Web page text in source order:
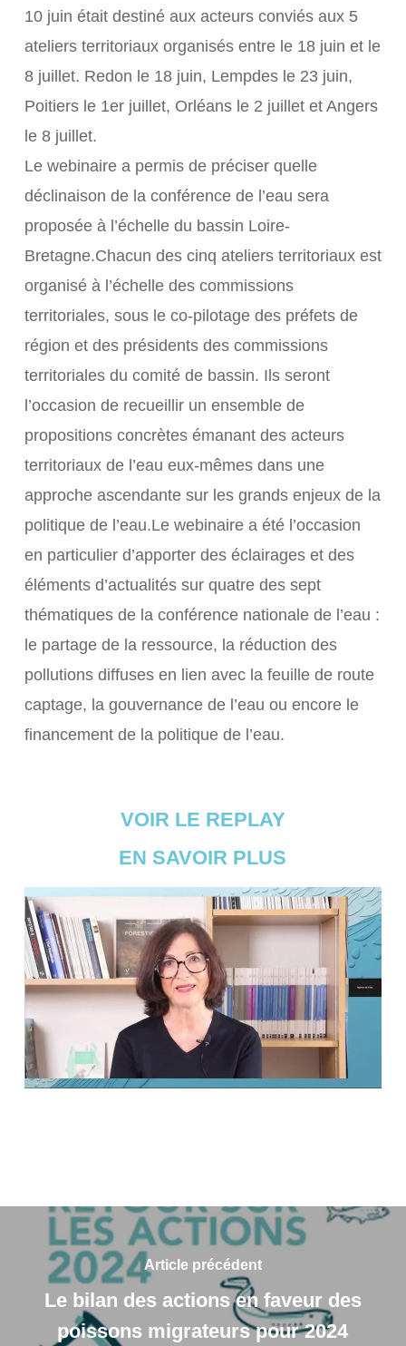
10 juin était destiné aux acteurs conviés aux 5
ateliers territoriaux organisés entre le 18 juin et le
8 juillet. Redon le 18 juin, Lempdes le 23 juin,
Poitiers le 1er juillet, Orléans le 2 juillet et Angers
le 8 juillet.
Le webinaire a permis de préciser quelle
déclinaison de la conférence de l’eau sera
proposée à l’échelle du bassin Loire-
Bretagne.Chacun des cinq ateliers territoriaux est
organisé à l’échelle des commissions
territoriales, sous le co-pilotage des préfets de
région et des présidents des commissions
territoriales du comité de bassin. Ils seront
l’occasion de recueillir un ensemble de
propositions concrètes émanant des acteurs
territoriaux de l’eau eux-mêmes dans une
approche ascendante sur les grands enjeux de la
politique de l’eau.Le webinaire a été l’occasion
en particulier d’apporter des éclairages et des
éléments d’actualités sur quatre des sept
thématiques de la conférence nationale de l’eau :
le partage de la ressource, la réduction des
pollutions diffuses en lien avec la feuille de route
captage, la gouvernance de l’eau ou encore le
financement de la politique de l’eau.
VOIR LE REPLAY
EN SAVOIR PLUS
Article précédent
Le bilan des actions en faveur des
poissons migrateurs pour 2024